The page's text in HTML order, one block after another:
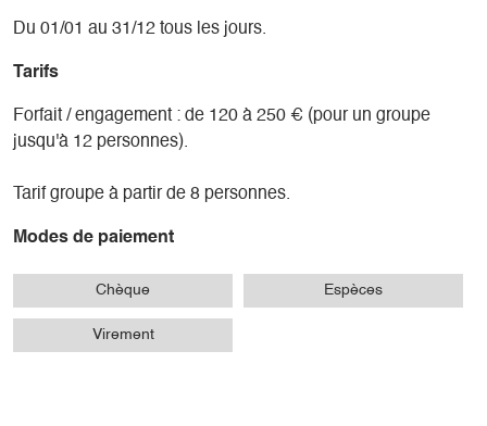
Du 01/01 au 31/12 tous les jours.
Tarifs
Forfait / engagement : de 120 à 250 € (pour un groupe
jusqu'à 12 personnes).
Tarif groupe à partir de 8 personnes.
Modes de paiement
Chèque Espèces
Virement